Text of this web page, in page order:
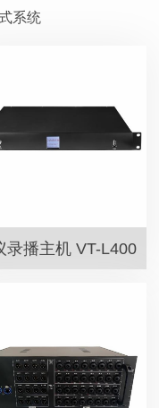
系统
录播主机 VT-L400